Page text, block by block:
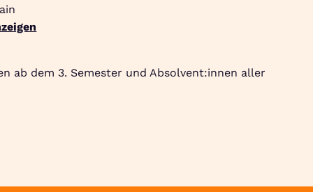
ab dem 3. Semester und Absolvent:innen aller